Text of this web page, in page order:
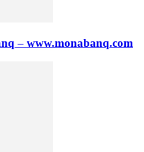
– www.monabanq.com